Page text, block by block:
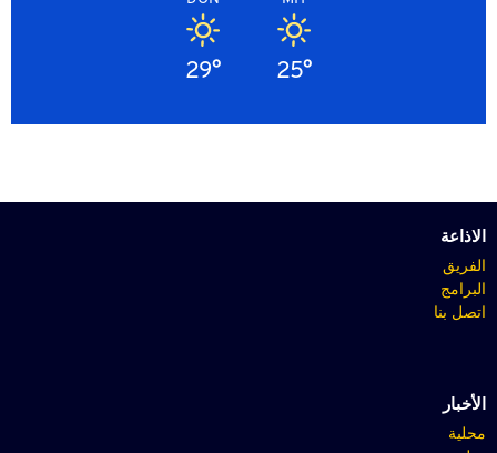
25°
29°
الاذاعة
الفريق
البرامج
اتصل بنا
الأخبار
محلية